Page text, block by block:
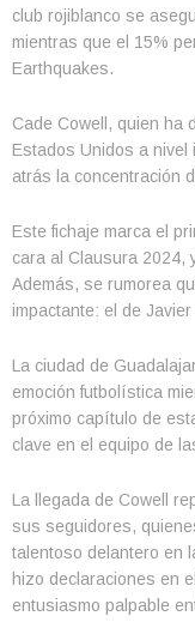
club rojiblanco se
mientras que el 15%
Earthquakes.
Cade Cowell, quien ha
Estados Unidos a nivel
atrás la concentración
Este fichaje marca el
cara al Clausura 2024,
Además, se rumorea
impactante: el de Javier
La ciudad de
emoción futbolística
próximo capítulo de
clave en el equipo de
La llegada de Cowell
sus seguidores,
talentoso delantero en
hizo declaraciones en
entusiasmo palpable